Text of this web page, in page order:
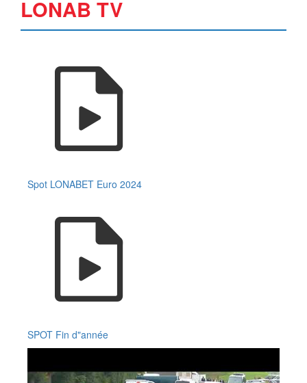
LONAB TV
Spot LONABET Euro 2024
SPOT Fin d"année